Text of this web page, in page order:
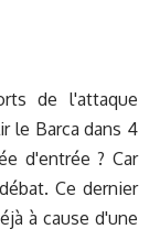
de l'attaque
le Barca dans 4
d'entrée ? Car
Ce dernier
à cause d'une